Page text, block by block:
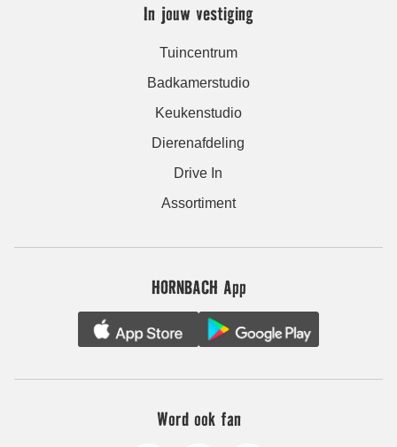
In jouw vestiging
Tuincentrum
Badkamerstudio
Keukenstudio
Dierenafdeling
Drive In
Assortiment
HORNBACH App
Word ook fan